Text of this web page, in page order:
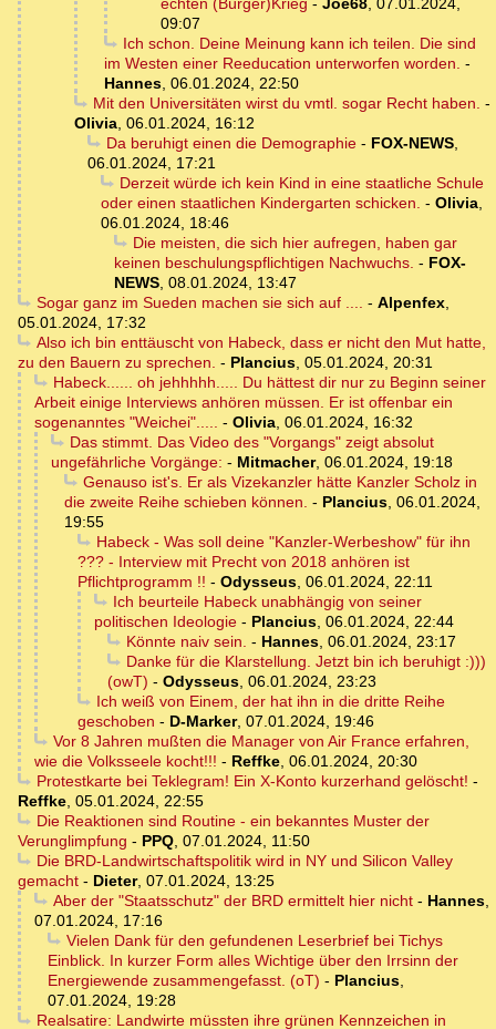
echten (Bürger)Krieg - Joe68, 07.01.2024,
09:07
Ich schon. Deine Meinung kann ich teilen. Die sind
im Westen einer Reeducation unterworfen worden. -
Hannes, 06.01.2024, 22:50
Mit den Universitäten wirst du vmtl. sogar Recht haben. -
Olivia, 06.01.2024, 16:12
Da beruhigt einen die Demographie- FOX-NEWS,
06.01.2024, 17:21
Derzeit würde ich kein Kind in eine staatliche Schule
oder einen staatlichen Kindergarten schicken. - Olivia,
06.01.2024, 18:46
Die meisten, die sich hier aufregen, haben gar
keinen beschulungspflichtigen Nachwuchs. - FOX-
NEWS, 08.01.2024, 13:47
Sogar ganz im Sueden machen sie sich auf .... - Alpenfex,
05.01.2024, 17:32
Also ich bin enttäuscht von Habeck, dass er nicht den Mut hatte,
zu den Bauern zu sprechen. - Plancius, 05.01.2024, 20:31
Habeck...... oh jehhhhh..... Du hättest dir nur zu Beginn seiner
Arbeit einige Interviews anhören müssen. Er ist offenbar ein
sogenanntes "Weichei"..... - Olivia, 06.01.2024, 16:32
Das stimmt. Das Video des "Vorgangs" zeigt absolut
ungefährliche Vorgänge: - Mitmacher, 06.01.2024, 19:18
Genauso ist's. Er als Vizekanzler hätte Kanzler Scholz in
die zweite Reihe schieben können. - Plancius, 06.01.2024,
19:55
Habeck - Was soll deine "Kanzler-Werbeshow" für ihn
??? - Interview mit Precht von 2018 anhören ist
Pflichtprogramm !! - Odysseus, 06.01.2024, 22:11
Ich beurteile Habeck unabhängig von seiner
politischen Ideologie - Plancius, 06.01.2024, 22:44
Könnte naiv sein. - Hannes, 06.01.2024, 23:17
Danke für die Klarstellung. Jetzt bin ich beruhigt :)))
(owT) - Odysseus, 06.01.2024, 23:23
Ich weiß von Einem, der hat ihn in die dritte Reihe
geschoben - D-Marker, 07.01.2024, 19:46
Vor 8 Jahren mußten die Manager von Air France erfahren,
wie die Volksseele kocht!!! - Reffke, 06.01.2024, 20:30
Protestkarte bei Teklegram! Ein X-Konto kurzerhand gelöscht! -
Reffke, 05.01.2024, 22:55
Die Reaktionen sind Routine - ein bekanntes Muster der
Verunglimpfung - PPQ, 07.01.2024, 11:50
Die BRD-Landwirtschaftspolitik wird in NY und Silicon Valley
gemacht - Dieter, 07.01.2024, 13:25
Aber der "Staatsschutz" der BRD ermittelt hier nicht- Hannes,
07.01.2024, 17:16
Vielen Dank für den gefundenen Leserbrief bei Tichys
Einblick. In kurzer Form alles Wichtige über den Irrsinn der
Energiewende zusammengefasst. (oT) - Plancius,
07.01.2024, 19:28
Realsatire: Landwirte müssten ihre grünen Kennzeichen in